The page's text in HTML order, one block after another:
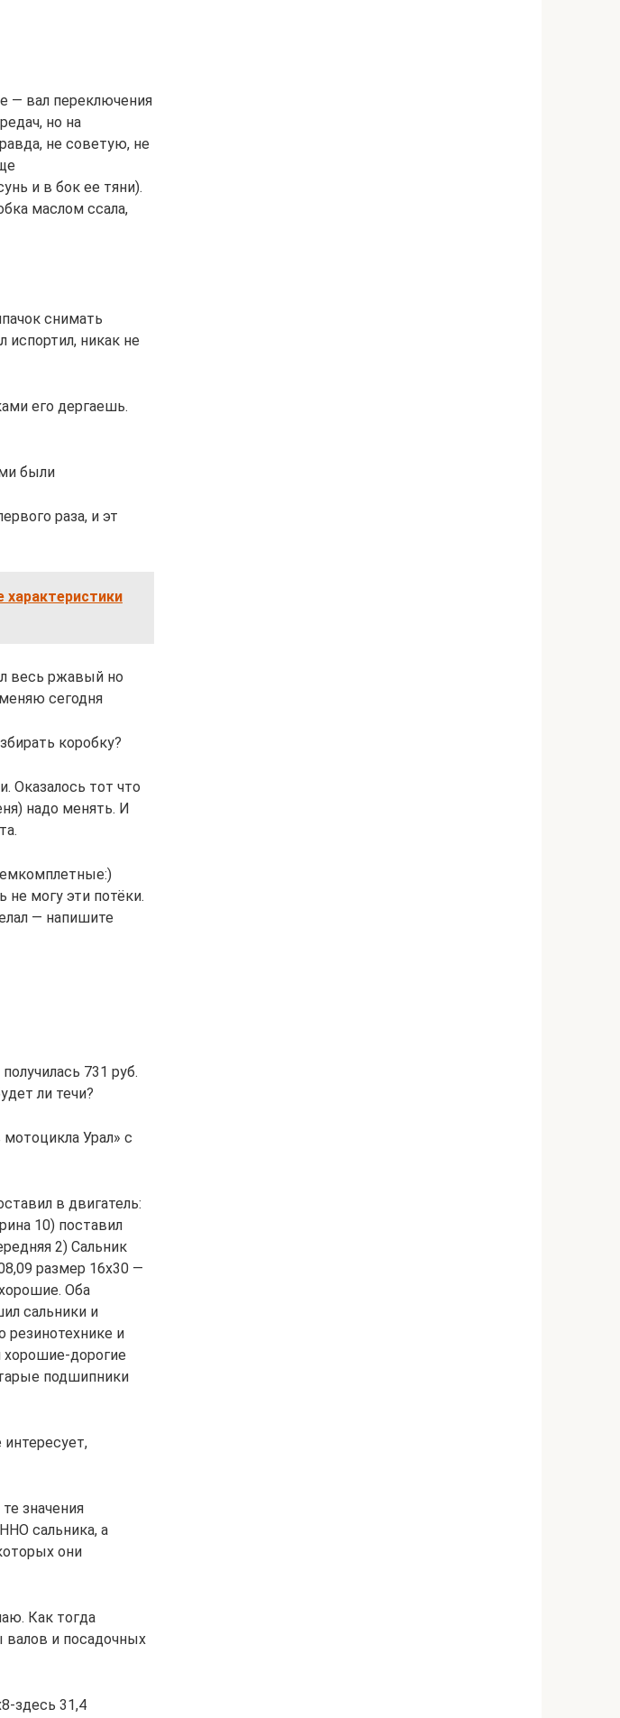
— вал переключения
но на
не советую, не
и в бок ее тяни).
маслом ссала,
снимать
испортил, никак не
его дергаешь.
были
раза, и эт
характеристики
весь ржавый но
сегодня
коробку?
Оказалось тот что
надо менять. И
не могу эти потёки.
— напишите
731 руб.
ли течи?
Урал» с
в двигатель:
10) поставил
2) Сальник
размер 16х30 —
Оба
сальники и
резинотехнике и
дорогие
подшипники
значения
сальника, а
они
Как тогда
валов и посадочных
здесь 31,4